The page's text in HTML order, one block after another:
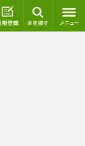
グイン 新規登録